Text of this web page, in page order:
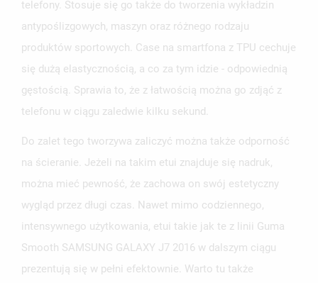
telefony. Stosuje się go także do tworzenia wykładzin
antypoślizgowych, maszyn oraz różnego rodzaju
produktów sportowych. Case na smartfona z TPU cechuje
się dużą elastycznością, a co za tym idzie - odpowiednią
gęstością. Sprawia to, że z łatwością można go zdjąć z
telefonu w ciągu zaledwie kilku sekund.
Do zalet tego tworzywa zaliczyć można także odporność
na ścieranie. Jeżeli na takim etui znajduje się nadruk,
można mieć pewność, że zachowa on swój estetyczny
wygląd przez długi czas. Nawet mimo codziennego,
intensywnego użytkowania, etui takie jak te z linii Guma
Smooth SAMSUNG GALAXY J7 2016 w dalszym ciągu
prezentują się w pełni efektownie. Warto tu także
MOJE LISTY ŻYCZEŃ
UTWÓRZ NOWĄ LISTĘ
UTWÓRZ LISTĘ ŻYCZEŃ
NAZWA LISTY ŻYCZEŃ
ANULUJ UTWÓRZ LISTĘ ŻYCZEŃ
ZALOGUJ SIĘ
MUSISZ BYĆ ZALOGOWANY BY ZAPISAĆ PRODUKTY NA
SWOJEJ LIŚCIE ŻYCZEŃ.
ZALOGUJ SIĘ